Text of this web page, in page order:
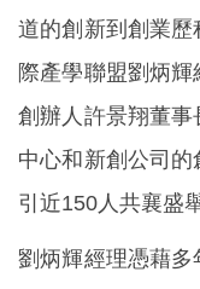
道的創新到創業歷
際產學聯盟劉炳
創辦人許景翔董
中心和新創公司
引近150人共襄盛
劉炳輝經理憑藉